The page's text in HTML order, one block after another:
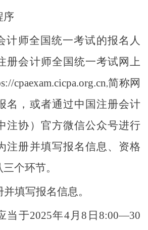
序
计师全国统一考试的报名人
册会计师全国统一考试网上
cpaexam.cicpa.org.cn,简称网
名，或者通过中国注册会计
注协）官方微信公众号进行
注册并填写报名信息、资格
个环节。
并填写报名信息。
当于2025年4月8日8:00—30